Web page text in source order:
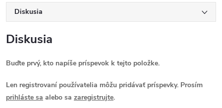
Diskusia
Diskusia
Buďte prvý, kto napíše príspevok k tejto položke.
Len registrovaní používatelia môžu pridávať príspevky. Prosím
prihláste sa alebo sa zaregistrujte.